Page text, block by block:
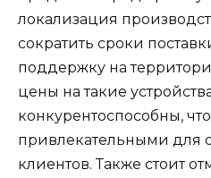
локализация
сократить сроки
поддержку на
цены на такие
конкурентоспособны,
привлекательными для
клиентов. Также стоит